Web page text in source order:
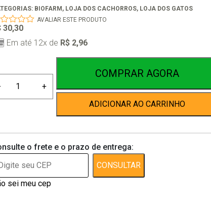
BIOFARM , LOJA DOS CACHORROS, LOJA DOS GATOS
AVALIAR ESTE PRODUTO
30,30
Em até 12x de R$ 2,96
Biofarm
quantidade
+
COMPRAR AGORA
ADICIONAR AO CARRINHO
o frete e o prazo de entrega:
CONSULTAR
sei meu cep